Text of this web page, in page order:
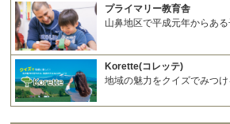
プライマリー教育舎
山鼻地区で平成元年からあ
Korette(コレッテ)
地域の魅力をクイズでみつ